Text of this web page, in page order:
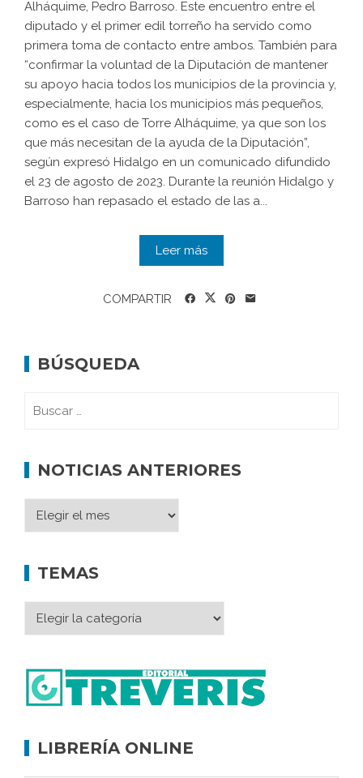
Alháquime, Pedro Barroso. Este encuentro entre el
diputado y el primer edil torreño ha servido como
primera toma de contacto entre ambos. También para
“confirmar la voluntad de la Diputación de mantener
su apoyo hacia todos los municipios de la provincia y,
especialmente, hacia los municipios más pequeños,
como es el caso de Torre Alháquime, ya que son los
que más necesitan de la ayuda de la Diputación”,
según expresó Hidalgo en un comunicado difundido
el 23 de agosto de 2023. Durante la reunión Hidalgo y
Barroso han repasado el estado de las a...
Leer más
COMPARTIR
BÚSQUEDA
NOTICIAS ANTERIORES
TEMAS
LIBRERÍA ONLINE